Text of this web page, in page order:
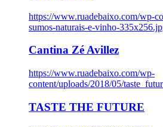
https://www.ruadebaixo.com/wp-
sumos-naturais-e-vinho-
Cantina Zé Avillez
https://www.ruadebaixo.com/wp-
content/uploads/2018/05/
TASTE THE FUTURE